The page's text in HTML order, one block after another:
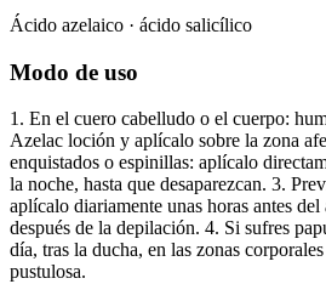
Ácido azelaico · ácido salicílico
Modo de uso
1. En el cuero cabelludo o el cuerpo:
Azelac loción y aplícalo sobre la zona
enquistados o espinillas: aplícalo
la noche, hasta que desaparezcan. 3.
aplícalo diariamente unas horas antes
después de la depilación. 4. Si sufres
día, tras la ducha, en las zonas
pustulosa.